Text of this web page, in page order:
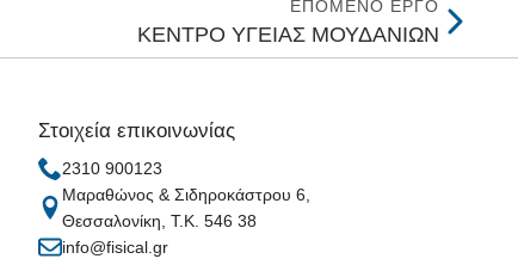
ΕΠΌΜΕΝΟ ΈΡΓΟ
ΚΕΝΤΡΟ ΥΓΕΙΑΣ ΜΟΥΔΑΝΙΩΝ
Στοιχεία επικοινωνίας
2310 900123
Μαραθώνος & Σιδηροκάστρου 6,
Θεσσαλονίκη, Τ.Κ. 546 38
info@fisical.gr